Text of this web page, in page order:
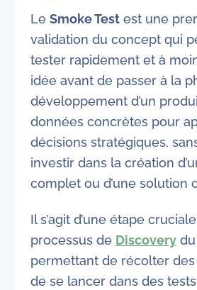
Le Smoke Testest une
validation du concept qui
tester rapidement et à
idée avant de passer à la
développement d’un
données concrètes pour
décisions stratégiques,
investir dans la création
complet ou d’une solution
Il s’agit d’une étape
processus de Discoverydu
permettant de récolter
de se lancer dans des